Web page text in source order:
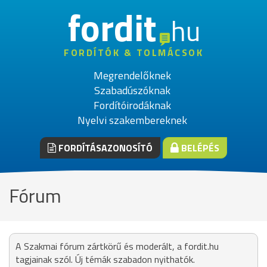
fordithu
FORDÍTÓK & TOLMÁCSOK
Megrendelőknek
Szabadúszóknak
Fordítóirodáknak
Nyelvi szakembereknek
FORDÍTÁSAZONOSÍTÓ BELÉPÉS
Fórum
A Szakmai fórum zártkörű és moderált, a fordit.hu
tagjainak szól. Új témák szabadon nyithatók.